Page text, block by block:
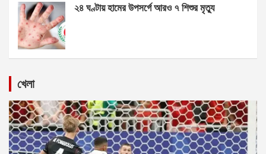
২৪ ঘণ্টায় হামের উপসর্গে আরও ৭ শিশুর মৃত্যু
খেলা